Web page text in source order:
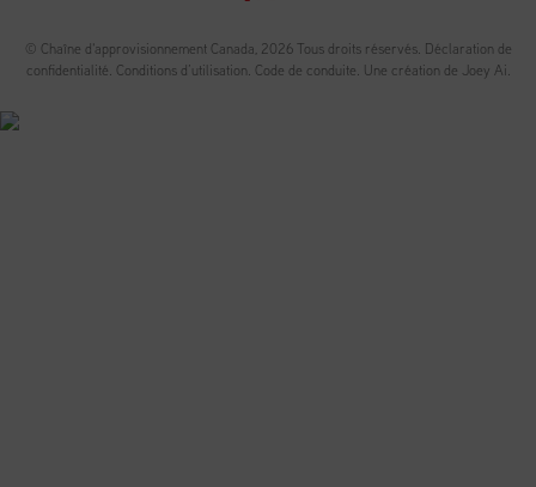
© Chaîne d'approvisionnement Canada, 2026 Tous droits réservés. Déclaration de
confidentialité. Conditions d’utilisation. Code de conduite. Une création de Joey Ai.